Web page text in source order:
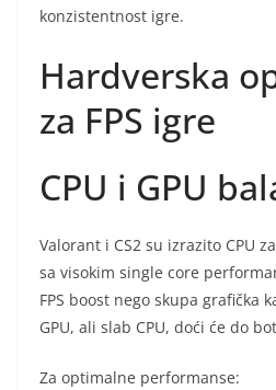
konzistentnost igre.
Hardverska
za FPS igre
CPU i GPU
Valorant i CS2 su izrazito CPU
sa visokim single core
FPS boost nego skupa grafička
GPU, ali slab CPU, doći će do
Za optimalne performanse: